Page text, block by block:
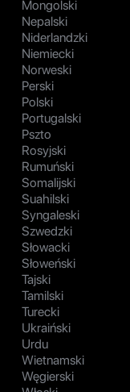
Mongolski
Nepalski
Niderlandzki
Niemiecki
Norweski
Perski
Polski
Portugalski
Pszto
Rosyjski
Rumuński
Somalijski
Suahilski
Syngaleski
Szwedzki
Słowacki
Słoweński
Tajski
Tamilski
Turecki
Ukraiński
Urdu
Wietnamski
Węgierski